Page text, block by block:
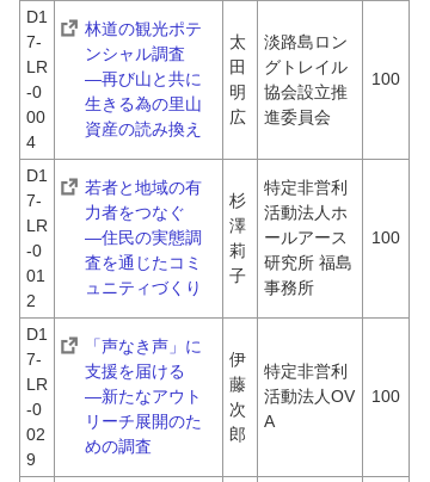
D1
7-
LR
-0
00
4
林道の観光ポテ
ンシャル調査
―再び山と共に
生きる為の里山
資産の読み換え
太
田
明
広
淡路島ロン
グトレイル
協会設立推
進委員会
100
D1
7-
LR
-0
01
2
若者と地域の有
力者をつなぐ
―住民の実態調
査を通じたコミ
ュニティづくり
杉
澤
莉
子
特定非営利
活動法人ホ
ールアース
研究所 福島
事務所
100
D1
7-
LR
-0
02
9
「声なき声」に
支援を届ける
―新たなアウト
リーチ展開のた
めの調査
伊
藤
次
郎
特定非営利
活動法人OV
A
100